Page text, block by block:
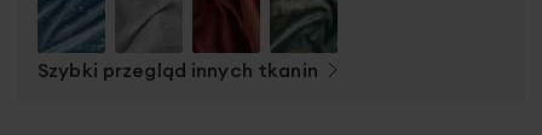
Szybki przegląd innych tkanin